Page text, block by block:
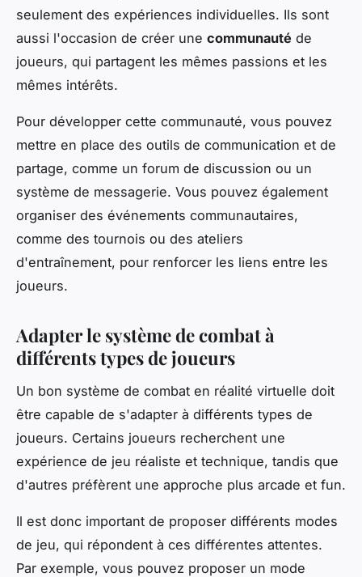
seulement des expériences individuelles. Ils sont
aussi l'occasion de créer une communauté de
joueurs, qui partagent les mêmes passions et les
mêmes intérêts.
Pour développer cette communauté, vous pouvez
mettre en place des outils de communication et de
partage, comme un forum de discussion ou un
système de messagerie. Vous pouvez également
organiser des événements communautaires,
comme des tournois ou des ateliers
d'entraînement, pour renforcer les liens entre les
joueurs.
Adapter le système de combat à
différents types de joueurs
Un bon système de combat en réalité virtuelle doit
être capable de s'adapter à différents types de
joueurs. Certains joueurs recherchent une
expérience de jeu réaliste et technique, tandis que
d'autres préfèrent une approche plus arcade et fun.
Il est donc important de proposer différents modes
de jeu, qui répondent à ces différentes attentes.
Par exemple, vous pouvez proposer un mode